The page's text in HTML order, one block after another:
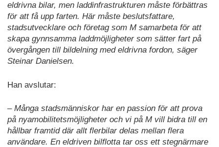
eldrivna bilar, men laddinfrastrukturen måste förbättras
för att få upp farten. Här måste beslutsfattare,
stadsutvecklare och företag som M samarbeta för att
skapa gynnsamma laddmöjligheter som sätter fart på
övergången till bildelning med eldrivna fordon, säger
Steinar Danielsen.
Han avslutar:
– Många stadsmänniskor har en passion för att prova
på nyamobilitetsmöjligheter och vi på M vill bidra till en
hållbar framtid där allt flerbilar delas mellan flera
användare. En eldriven bilflotta tar oss ett stegnärmare